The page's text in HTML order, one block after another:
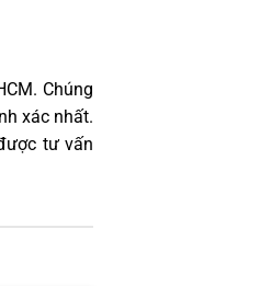
Chúng
xác nhất.
tư vấn